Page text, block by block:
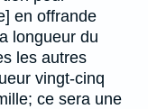
en offrande
longueur du
les autres
vingt-cinq
ce sera une